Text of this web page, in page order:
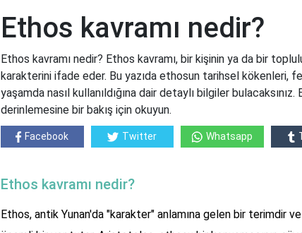
Ethos kavramı nedir?
Ethos kavramı nedir? Ethos kavramı, bir kişinin ya da bir
karakterini ifade eder. Bu yazıda ethosun tarihsel kökenleri,
yaşamda nasıl kullanıldığına dair detaylı bilgiler
derinlemesine bir bakış için okuyun.
Facebook Twitter Whatsapp
Ethos kavramı nedir?
Ethos, antik Yunan'da "karakter" anlamına gelen bir terimdir